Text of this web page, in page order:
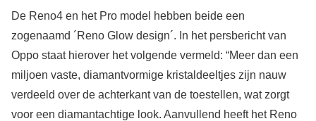
De Reno4 en het Pro model hebben beide een
zogenaamd ´Reno Glow design´. In het persbericht van
Oppo staat hierover het volgende vermeld: “Meer dan een
miljoen vaste, diamantvormige kristaldeeltjes zijn nauw
verdeeld over de achterkant van de toestellen, wat zorgt
voor een diamantachtige look. Aanvullend heeft het Reno